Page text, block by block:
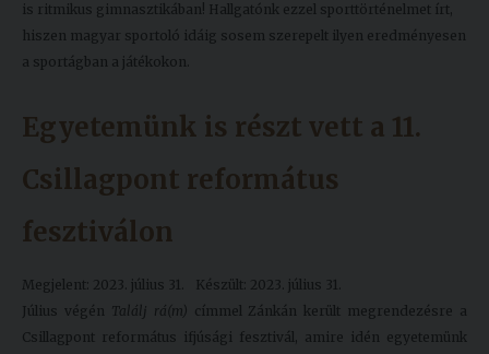
is ritmikus gimnasztikában! Hallgatónk ezzel sporttörténelmet írt,
hiszen magyar sportoló idáig sosem szerepelt ilyen eredményesen
a sportágban a játékokon.
Egyetemünk is részt vett a 11.
Csillagpont református
fesztiválon
Megjelent: 2023. július 31.
Készült: 2023. július 31.
Július végén Találj rá(m) címmel Zánkán került megrendezésre a
Csillagpont református ifjúsági fesztivál, amire idén egyetemünk